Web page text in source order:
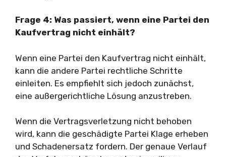
Frage 4: Was passiert, wenn eine Partei den
Kaufvertrag nicht einhält?
Wenn eine Partei den Kaufvertrag nicht einhält,
kann die andere Partei rechtliche Schritte
einleiten. Es empfiehlt sich jedoch zunächst,
eine außergerichtliche Lösung anzustreben.
Wenn die Vertragsverletzung nicht behoben
wird, kann die geschädigte Partei Klage erheben
und Schadenersatz fordern. Der genaue Verlauf